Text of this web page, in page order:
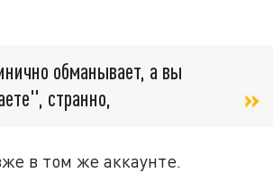
обманывает, а вы
странно,
в том же аккаунте.